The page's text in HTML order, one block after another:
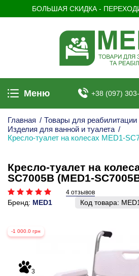
БОЛЬШАЯ СКИДКА -
Меню +38 (097)
Главная / Товары для реабилитации
Изделия для ванной и туалета /
Кресло-туалет на колесах MED1-
Кресло-туалет на
SC7005B (MED1-
4 отзывов
Бренд: MED1 Код товара:
-1 000.0 грн
3